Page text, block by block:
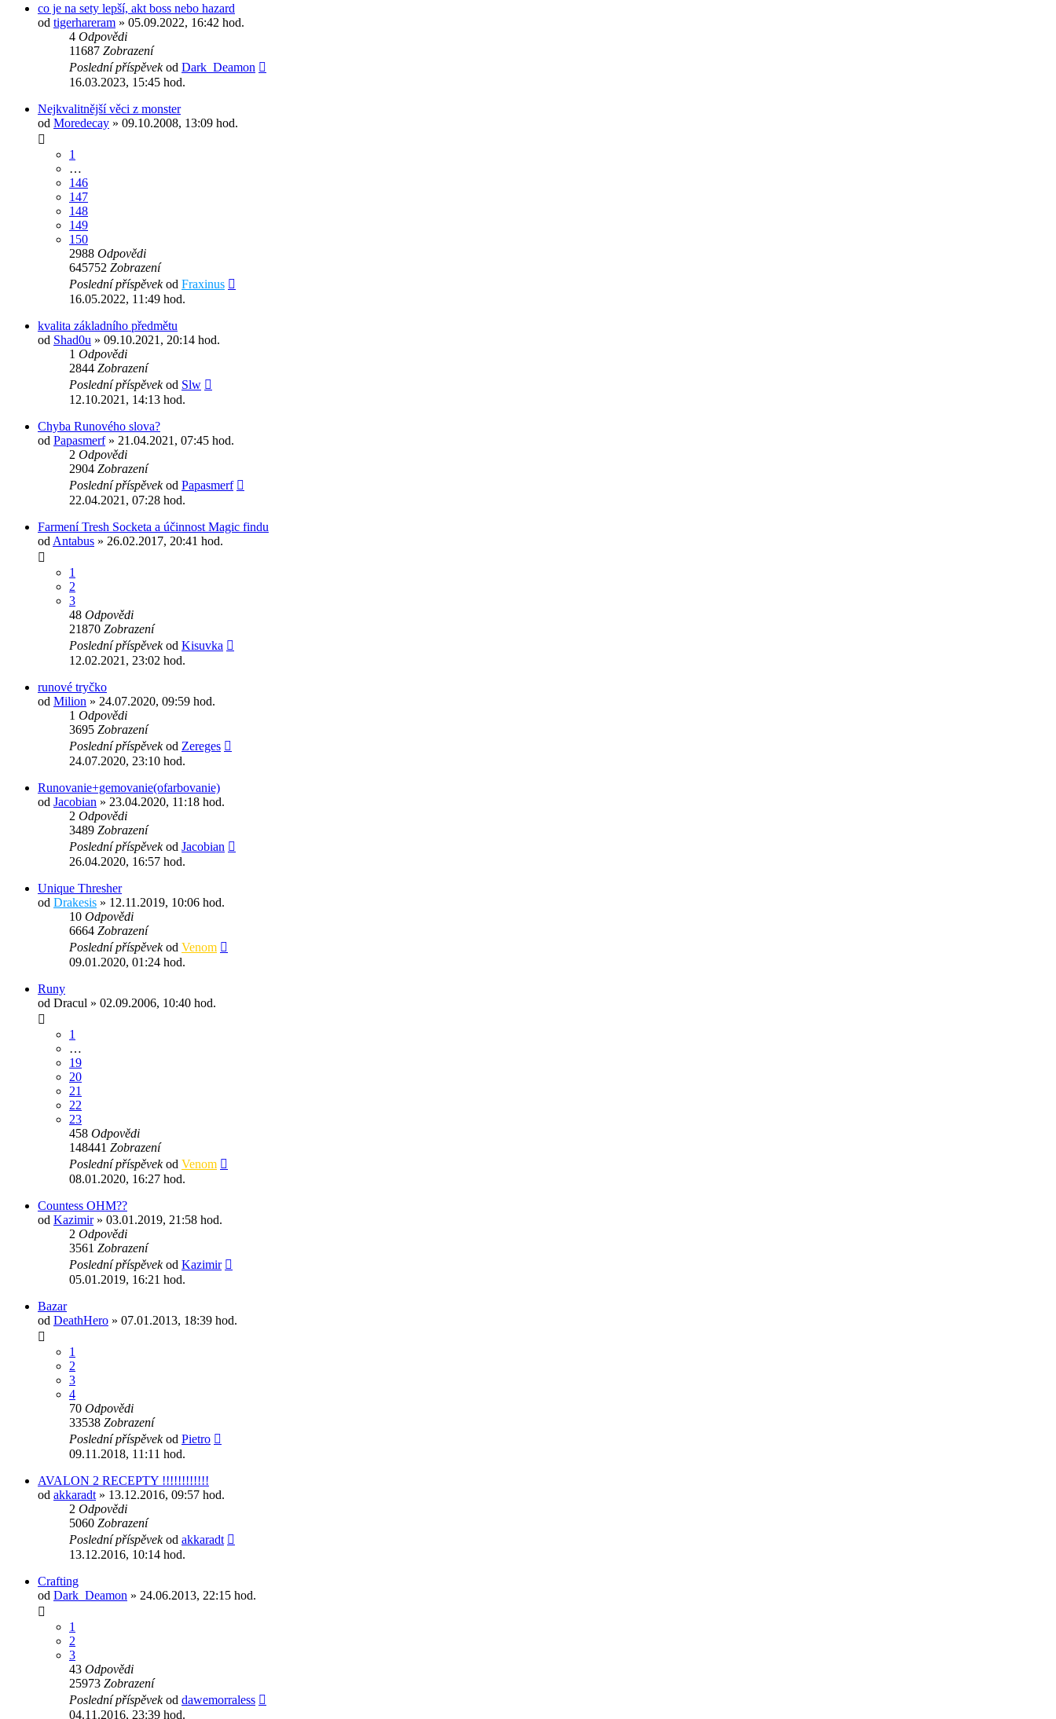
co je na sety lepší, akt boss nebo hazard
od tigerhareram » 05.09.2022, 16:42 hod.
4 Odpovědi
11687 Zobrazení
Poslední příspěvekod Dark_Deamon
16.03.2023, 15:45 hod.
Nejkvalitnější věci z monster
od Moredecay » 09.10.2008, 13:09 hod.
1
…
146
147
148
149
150
2988 Odpovědi
645752 Zobrazení
Poslední příspěvekod Fraxinus
16.05.2022, 11:49 hod.
kvalita základního předmětu
od Shad0u » 09.10.2021, 20:14 hod.
1 Odpovědi
2844 Zobrazení
Poslední příspěvekod Slw
12.10.2021, 14:13 hod.
Chyba Runového slova?
od Papasmerf» 21.04.2021, 07:45 hod.
2 Odpovědi
2904 Zobrazení
Poslední příspěvekod Papasmerf
22.04.2021, 07:28 hod.
Farmení Tresh Socketa a účinnost Magic findu
od Antabus » 26.02.2017, 20:41 hod.
1
2
3
48 Odpovědi
21870 Zobrazení
Poslední příspěvekod Kisuvka
12.02.2021, 23:02 hod.
runové tryčko
od Milion » 24.07.2020, 09:59 hod.
1 Odpovědi
3695 Zobrazení
Poslední příspěvekod Zereges
24.07.2020, 23:10 hod.
Runovanie+gemovanie(ofarbovanie)
od Jacobian » 23.04.2020, 11:18 hod.
2 Odpovědi
3489 Zobrazení
Poslední příspěvekod Jacobian
26.04.2020, 16:57 hod.
Unique Thresher
od Drakesis » 12.11.2019, 10:06 hod.
10 Odpovědi
6664 Zobrazení
Poslední příspěvekod Venom
09.01.2020, 01:24 hod.
Runy
od Dracul » 02.09.2006, 10:40 hod.
1
…
19
20
21
22
23
458 Odpovědi
148441 Zobrazení
Poslední příspěvekod Venom
08.01.2020, 16:27 hod.
Countess OHM??
od Kazimir» 03.01.2019, 21:58 hod.
2 Odpovědi
3561 Zobrazení
Poslední příspěvekod Kazimir
05.01.2019, 16:21 hod.
Bazar
od DeathHero » 07.01.2013, 18:39 hod.
1
2
3
4
70 Odpovědi
33538 Zobrazení
Poslední příspěvekod Pietro
09.11.2018, 11:11 hod.
AVALON 2 RECEPTY !!!!!!!!!!!!
od akkaradt » 13.12.2016, 09:57 hod.
2 Odpovědi
5060 Zobrazení
Poslední příspěvekod akkaradt
13.12.2016, 10:14 hod.
Crafting
od Dark_Deamon » 24.06.2013, 22:15 hod.
1
2
3
43 Odpovědi
25973 Zobrazení
Poslední příspěvekod dawemorraless
04.11.2016, 23:39 hod.